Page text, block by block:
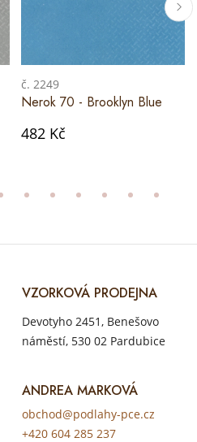
č. 2249
Nerok 70 - Brooklyn Blue
482 Kč
VZORKOVÁ PRODEJNA
Devotyho 2451, Benešovo
náměstí, 530 02 Pardubice
ANDREA MARKOVÁ
obchod@podlahy-pce.cz
+420 604 285 237